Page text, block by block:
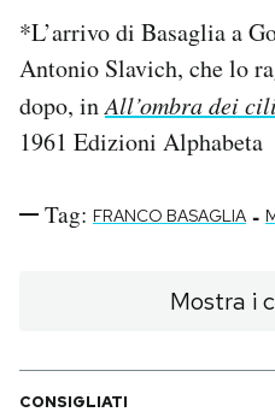
*L’arrivo di Basaglia a
Antonio Slavich, che lo
dopo, inAll’ombra dei
1961 Edizioni Alphabeta
Tag: FRANCO BASAGLIA -
Mostra i
CONSIGLIATI